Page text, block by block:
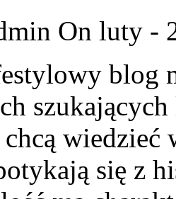
On luty -
blog
wiedzieć
się z